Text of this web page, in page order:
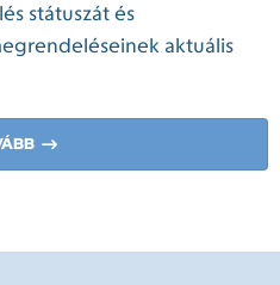
státuszát és
aktuális